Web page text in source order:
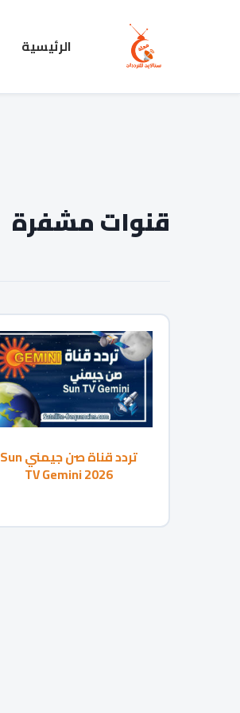
الرئيسية
قنوات مشفرة
تردد قناة صن جيمني Sun
TV Gemini 2026